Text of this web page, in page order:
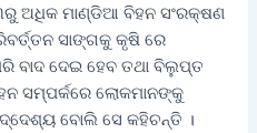
ଅଧିକ ମାଣ୍ଡିଆ ବିହନ ସଂରକ୍ଷଣ
ସାଙ୍ଗକୁ କୃଷି ରେ
ବାଦ ଦେଇ ହେବ ତଥା ବିଲୁପ୍ତ
ସମ୍ପର୍କରେ ଲୋକମାନଙ୍କୁ
ବୋଲି ସେ କହିଚନ୍ତି ।